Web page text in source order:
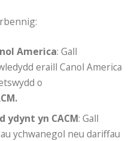
America: Gall
eraill Canol America
o
ydynt yn CACM: Gall
ychwanegol neu dariffau